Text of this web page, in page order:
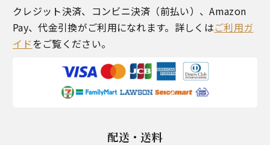
鯖街道ウォーキング（5）
クレジット決済、コンビニ決済（前払い）、Amazon
Pay、代金引換がご利用になれます。詳しくはご利用ガ
イドをご覧ください。
配送・送料